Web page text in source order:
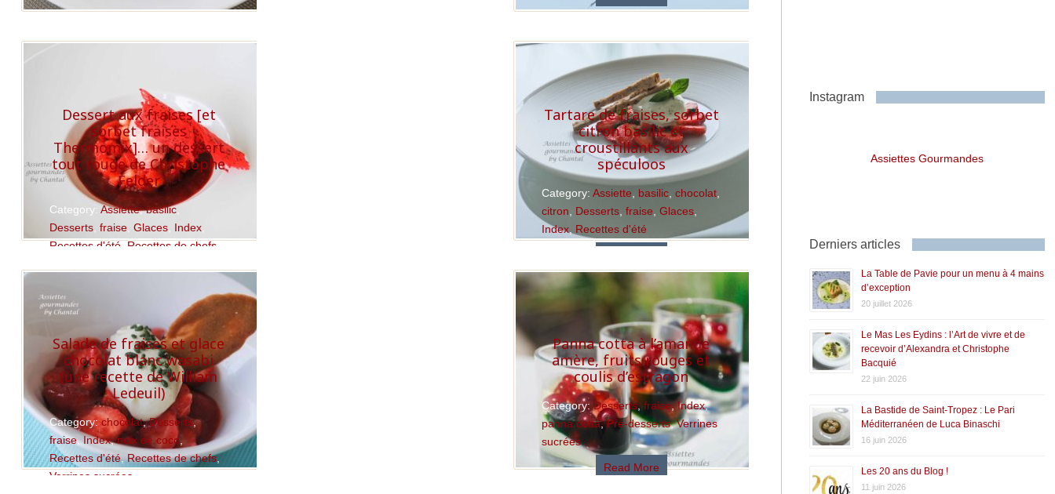
Dessert aux fraises [et
sorbet fraises
Thermomix]… un dessert
tout rouge de Christophe
Felder
Category: Assiette,basilic,
Desserts, fraise, Glaces, Index,
Recettes d'été,Recettes de chefs,
Tartare de fraises, sorbet
citron basilic et
croustillants aux
spéculoos
Category:Assiette basilic ,chocolat
citron
Desserts ,fraise ,Glaces
Index Recettes d'été
Salade de fraises et glace
chocolat blanc wasabi
(une recette de William
Ledeuil)
Category:chocolat,Desserts,
fraise,Index,noix de coco,
Recettes d'été,Recettes de chefs,
Verrines sucrées
Panna cotta à l’amande
amère, fruits rouges et
coulis d’estragon
Category:Desserts,fraise,Index,
panna cotta,Pré-desserts,Verrines
sucrées
Read More
Instagram
Assiettes Gourmandes
Derniers articles
La Table de Pavie pour un menu à 4 mains
d’exception
20 juillet 2026
Le Mas Les Eydins : l’Art de vivre et de
recevoir d’Alexandra et Christophe
Bacquié
22 juin 2026
La Bastide de Saint-Tropez : Le Pari
Méditerranéen de Luca Binaschi
16 juin 2026
Les 20 ans du Blog !
11 juin 2026